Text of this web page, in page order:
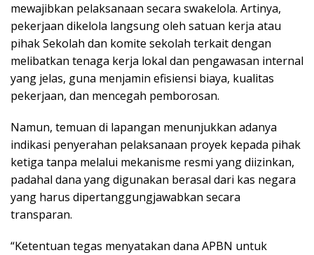
mewajibkan pelaksanaan secara swakelola. Artinya,
pekerjaan dikelola langsung oleh satuan kerja atau
pihak Sekolah dan komite sekolah terkait dengan
melibatkan tenaga kerja lokal dan pengawasan internal
yang jelas, guna menjamin efisiensi biaya, kualitas
pekerjaan, dan mencegah pemborosan.
Namun, temuan di lapangan menunjukkan adanya
indikasi penyerahan pelaksanaan proyek kepada pihak
ketiga tanpa melalui mekanisme resmi yang diizinkan,
padahal dana yang digunakan berasal dari kas negara
yang harus dipertanggungjawabkan secara
transparan.
“Ketentuan tegas menyatakan dana APBN untuk